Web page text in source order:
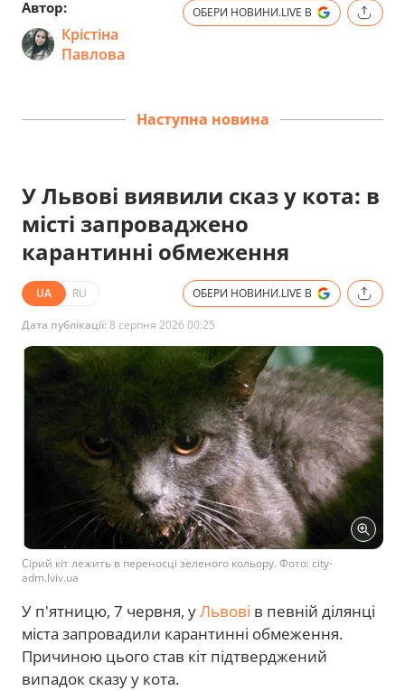
Автор:
Крістіна
Павлова
ОБЕРИ НОВИНИ.LIVE В
Наступна новина
У Львові виявили сказ у кота: в
місті запроваджено
карантинні обмеження
UA RU ОБЕРИ НОВИНИ.LIVE В
Дата публікації:8 серпня 2026 00:25
Сірий кіт лежить в переносці зеленого кольору. Фото: city-
adm.lviv.ua
У п'ятницю, 7 червня, уЛьвові в певній ділянці
міста запровадили карантинні обмеження.
Причиною цього став кіт підтверджений
випадок сказу у кота.